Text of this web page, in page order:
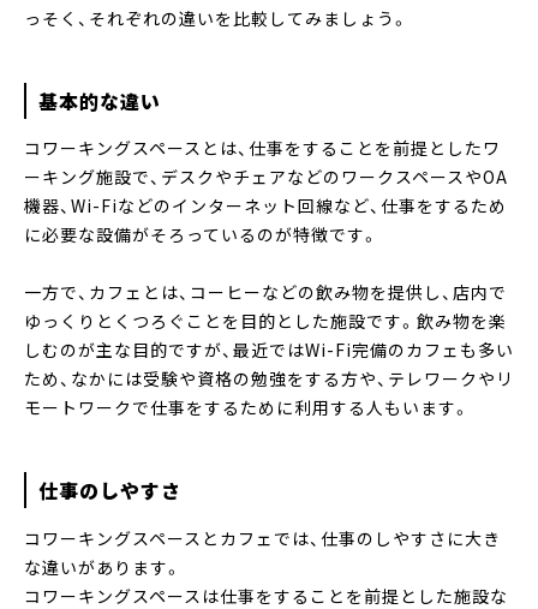
っそく、それぞれの違いを比較してみましょう。
基本的な違い
コワーキングスペースとは、仕事をすることを前提としたワ
ーキング施設で、デスクやチェアなどのワークスペースやOA
機器、Wi-Fiなどのインターネット回線など、仕事をするため
に必要な設備がそろっているのが特徴です。
一方で、カフェとは、コーヒーなどの飲み物を提供し、店内で
ゆっくりとくつろぐことを目的とした施設です。飲み物を楽
しむのが主な目的ですが、最近ではWi-Fi完備のカフェも多い
ため、なかには受験や資格の勉強をする方や、テレワークやリ
モートワークで仕事をするために利用する人もいます。
仕事のしやすさ
コワーキングスペースとカフェでは、仕事のしやすさに大き
な違いがあります。
コワーキングスペースは仕事をすることを前提とした施設な